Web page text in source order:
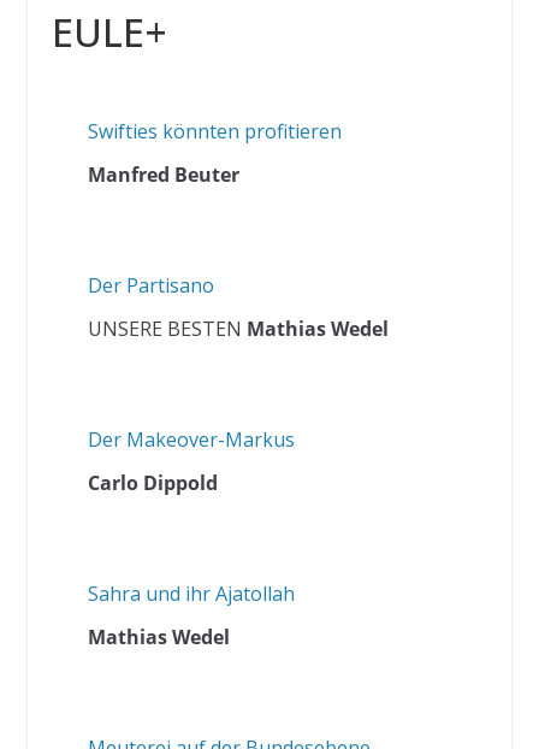
EULE+
Swifties könnten profitieren
Manfred Beuter
Der Partisano
UNSERE BESTEN Mathias Wedel
Der Makeover-Markus
Carlo Dippold
Sahra und ihr Ajatollah
Mathias Wedel